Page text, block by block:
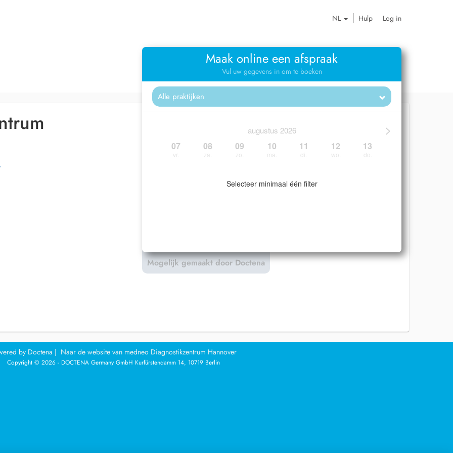
NL Hulp Log in
Maak online een afspraak
Vul uw gegevens in om te boeken
>
augustus 2026
07
vr.
08
za.
09
zo.
10
ma.
11
di.
12
wo.
13
do.
Selecteer minimaal één filter
Mogelijk gemaakt door Doctena
by Doctena | Naar de website van medneo Diagnostikzentrum Hannover
Copyright © 2026 - DOCTENA Germany GmbH Kurfürstendamm 14, 10719 Berlin